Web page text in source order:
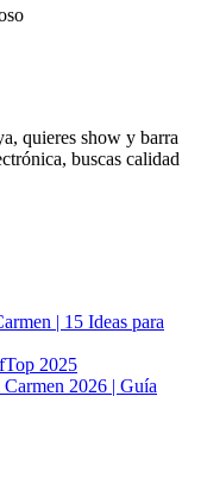
quieres show y barra
buscas calidad
| 15 Ideas para
2025
2026 | Guía